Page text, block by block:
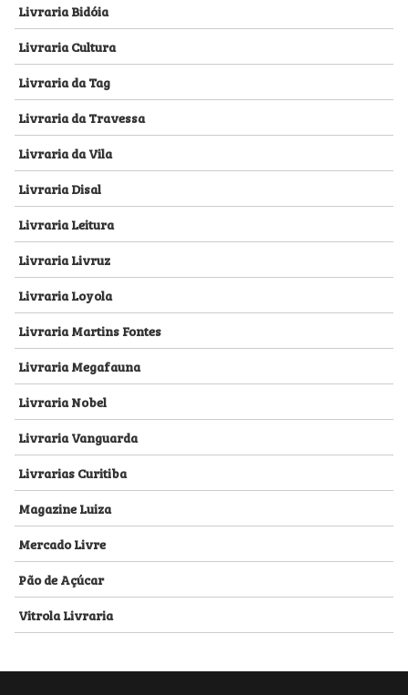
Livraria Bidóia
Livraria Cultura
Livraria da Tag
Livraria da Travessa
Livraria da Vila
Livraria Disal
Livraria Leitura
Livraria Livruz
Livraria Loyola
Livraria Martins Fontes
Livraria Megafauna
Livraria Nobel
Livraria Vanguarda
Livrarias Curitiba
Magazine Luiza
Mercado Livre
Pão de Açúcar
Vitrola Livraria